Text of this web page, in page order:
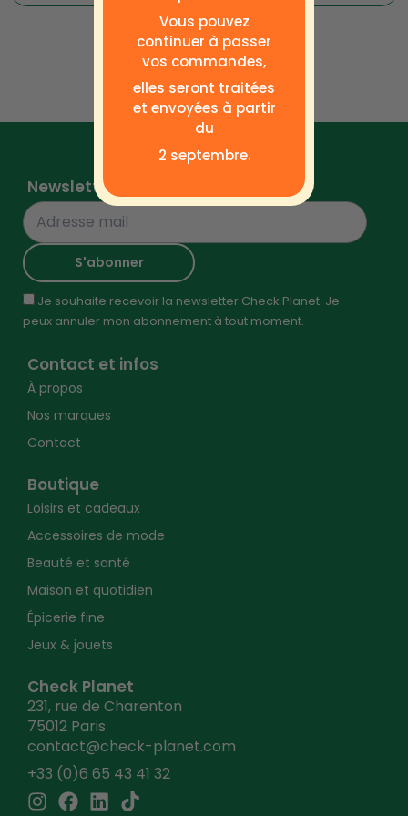
Check Planet
231, rue de Charenton
75012 Paris
contact@check-planet.com
+33 (0)6 65 43 41 32
I F L T
Boutique
Loisirs et cadeaux
Accessoires de mode
Beauté et santé
Maison et quotidien
Épicerie fine
Jeux & jouets
Contact et infos
À propos
Nos marques
Contact
Newsletter
Je souhaite recevoir la newsletter Check Planet. Je
peux annuler mon abonnement à tout moment.
Vous pouvez
continuer à passer
vos commandes,
elles seront traitées
et envoyées à partir
du
2 septembre.